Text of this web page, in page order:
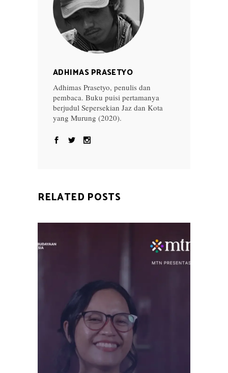
ADHIMAS PRASETYO
Adhimas Prasetyo, penulis dan
pembaca. Buku puisi pertamanya
berjudul Sepersekian Jaz dan Kota
yang Murung (2020).
RELATED POSTS